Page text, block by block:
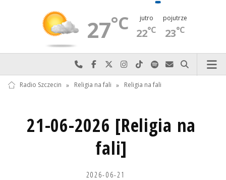
27°C jutro
22°C
pojutrze
23°C
Najlepiej po prostu do nas zadzwoń
Odwiedź nas na Facebook-u
Odwiedź nas na X
Odwiedź nas na Instagram-ie
Odwiedź nas na TikTok-u
Szukaj nas na Spotify
Wyślij do nas
Szukaj
Radio Szczecin » Religia na fali » Religia na fali
21-06-2026 [Religia na
fali]
2026-06-21